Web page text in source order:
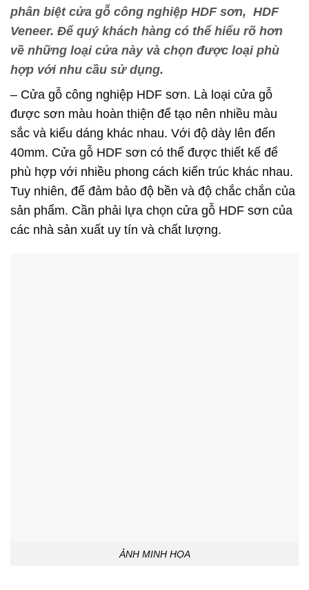
phân biệt cửa gỗ công nghiệp HDF sơn, HDF
Veneer. Để quý khách hàng có thể hiểu rõ hơn
về những loại cửa này và chọn được loại phù
hợp với nhu cầu sử dụng.
– Cửa gỗ công nghiệp HDF sơn. Là loại cửa gỗ
được sơn màu hoàn thiện để tạo nên nhiều màu
sắc và kiểu dáng khác nhau. Với độ dày lên đến
40mm. Cửa gỗ HDF sơn có thể được thiết kế để
phù hợp với nhiều phong cách kiến trúc khác nhau.
Tuy nhiên, để đảm bảo độ bền và độ chắc chắn của
sản phẩm. Cần phải lựa chọn cửa gỗ HDF sơn của
các nhà sản xuất uy tín và chất lượng.
ẢNH MINH HỌA